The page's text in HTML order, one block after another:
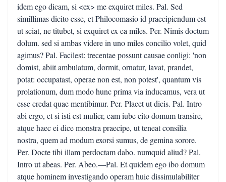
idem ego dicam, si <ex> me exquiret miles. Pal. Sed
simillimas dicito esse, et Philocomasio id praecipiendum est
ut sciat, ne titubet, si exquiret ex ea miles. Per. Nimis doctum
dolum. sed si ambas videre in uno miles concilio volet, quid
agimus? Pal. Facilest: trecentae possunt causae conligi: 'non
domist, abiit ambulatum, dormit, ornatur, lavat, prandet,
potat: occupatast, operae non est, non potest', quantum vis
prolationum, dum modo hunc prima via inducamus, vera ut
esse credat quae mentibimur. Per. Placet ut dicis. Pal. Intro
abi ergo, et si isti est mulier, eam iube cito domum transire,
atque haec ei dice monstra praecipe, ut teneat consilia
nostra, quem ad modum exorsi sumus, de gemina sorore.
Per. Docte tibi illam perdoctam dabo. numquid aliud? Pal.
Intro ut abeas. Per. Abeo.—Pal. Et quidem ego ibo domum
atque hominem investigando operam huic dissimulabiliter